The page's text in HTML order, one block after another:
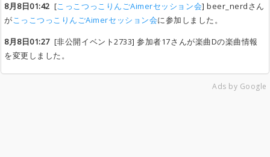
8月8日01:42 [こっこつっこりんごAimerセッション会] beer_nerdさん
がこっこつっこりんごAimerセッション会に参加しました。
8月8日01:27[非公開イベント2733] 参加者17さんが楽曲Dの楽曲情報
を変更しました。
Ads by Google